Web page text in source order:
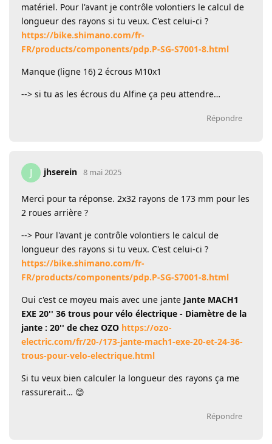
matériel. Pour l'avant je contrôle volontiers le calcul de
longueur des rayons si tu veux. C'est celui-ci ?
https://bike.shimano.com/fr-
FR/products/components/pdp.P-SG-S7001-8.html
Manque (ligne 16) 2 écrous M10x1
--> si tu as les écrous du Alfine ça peu attendre…
Répondre
J jhserein 8 mai 2025
Merci pour ta réponse. 2x32 rayons de 173 mm pour les
2 roues arrière ?
--> Pour l'avant je contrôle volontiers le calcul de
longueur des rayons si tu veux. C'est celui-ci ?
https://bike.shimano.com/fr-
FR/products/components/pdp.P-SG-S7001-8.html
Oui c'est ce moyeu mais avec une jante Jante MACH1
EXE 20'' 36 trous pour vélo électrique - Diamètre de la
jante : 20'' de chez OZO https://ozo-
electric.com/fr/20-/173-jante-mach1-exe-20-et-24-36-
trous-pour-velo-electrique.html
Si tu veux bien calculer la longueur des rayons ça me
rassurerait… 😊
Répondre